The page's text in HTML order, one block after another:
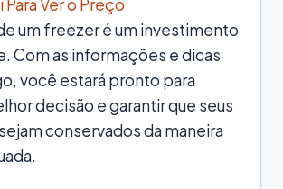
Para Ver o Preço
um freezer é um investimento
Com as informações e dicas
você estará pronto para
decisão e garantir que seus
conservados da maneira